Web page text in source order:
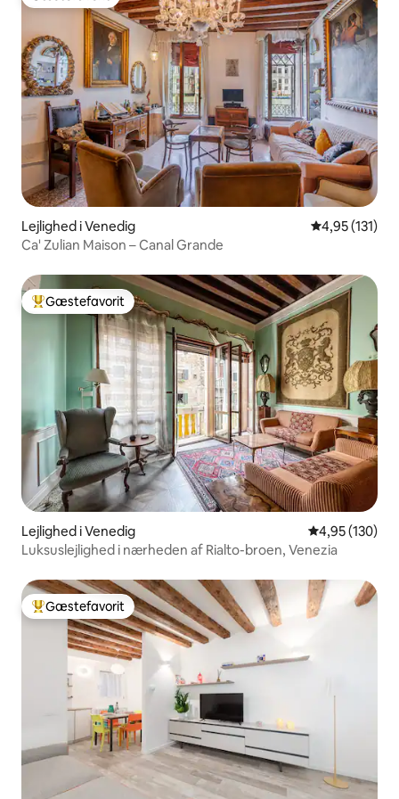
Gæstefavorit
Lejlighed i Venedig 4,95 ud af 5 i
4,95 (131)
Ca' Zulian Maison – Canal Grande
Bedste gæstefavorit
Gæstefavorit
Lejlighed i Venedig 4,95 ud af 5 i
4,95 (130)
Luksuslejlighed i nærheden af Rialto-broen, Venezia
Bedste gæstefavorit
Gæstefavorit